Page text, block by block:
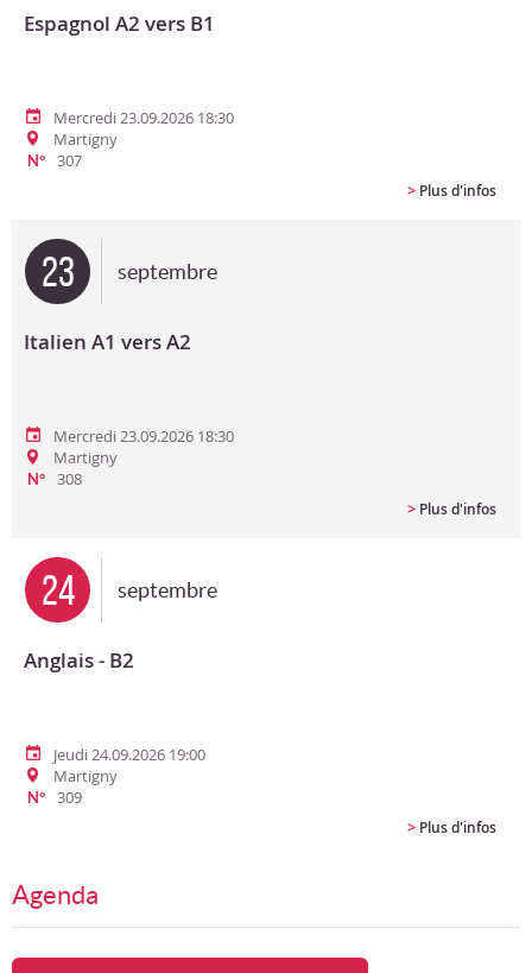
Espagnol A2 vers B1
Mercredi 23.09.2026 18:30
Martigny
N°
307
> Plus d'infos
23 septembre
Italien A1 vers A2
Mercredi 23.09.2026 18:30
Martigny
N°
308
> Plus d'infos
24 septembre
Anglais - B2
Jeudi 24.09.2026 19:00
Martigny
N°
309
> Plus d'infos
Agenda